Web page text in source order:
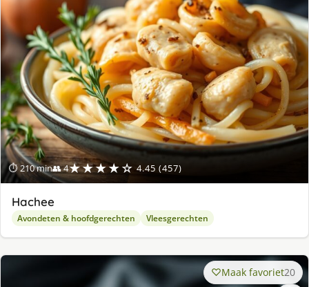
⏱ 210 min👥 4★★★★☆ 4.45 (457)
Hachee
Avondeten & hoofdgerechten Vleesgerechten
Maak favoriet20